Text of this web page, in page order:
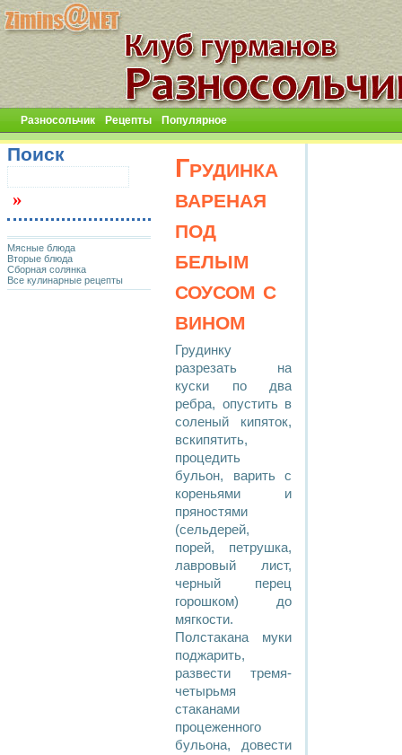
Разносольчик Рецепты Популярное
Грудинка
вареная
под
белым
соусом с
вином
Грудинку
разрезать на
куски по два
ребра, опустить в
соленый кипяток,
вскипятить,
процедить
бульон, варить с
кореньями и
пряностями
(сельдерей,
порей, петрушка,
лавровый лист,
черный перец
горошком) до
мягкости.
Полстакана муки
поджарить,
развести тремя-
четырьмя
стаканами
процеженного
бульона, довести
Поиск
Мясные блюда
Вторые блюда
Сборная солянка
Все кулинарные рецепты